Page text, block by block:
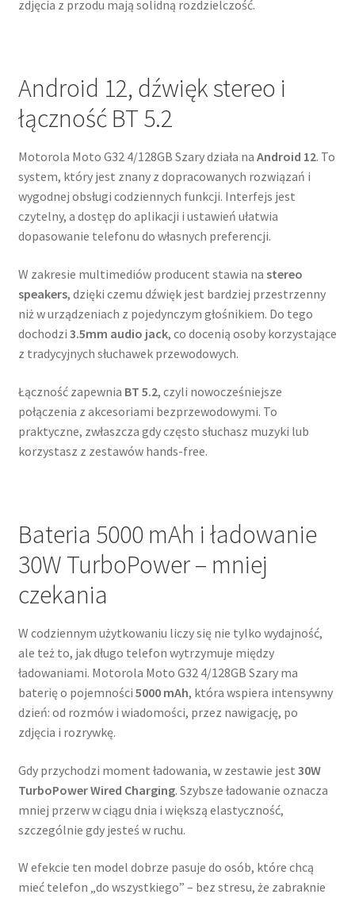
zdjęcia z przodu mają solidną rozdzielczość.
Android 12, dźwięk stereo i
łączność BT 5.2
Motorola Moto G32 4/128GB Szary działa na Android 12. To
system, który jest znany z dopracowanych rozwiązań i
wygodnej obsługi codziennych funkcji. Interfejs jest
czytelny, a dostęp do aplikacji i ustawień ułatwia
dopasowanie telefonu do własnych preferencji.
W zakresie multimediów producent stawia na stereo
speakers, dzięki czemu dźwięk jest bardziej przestrzenny
niż w urządzeniach z pojedynczym głośnikiem. Do tego
dochodzi 3.5mm audio jack, co docenią osoby korzystające
z tradycyjnych słuchawek przewodowych.
Łączność zapewnia BT 5.2, czyli nowocześniejsze
połączenia z akcesoriami bezprzewodowymi. To
praktyczne, zwłaszcza gdy często słuchasz muzyki lub
korzystasz z zestawów hands-free.
Bateria 5000 mAh i ładowanie
30W TurboPower – mniej
czekania
W codziennym użytkowaniu liczy się nie tylko wydajność,
ale też to, jak długo telefon wytrzymuje między
ładowaniami. Motorola Moto G32 4/128GB Szary ma
baterię o pojemności 5000 mAh, która wspiera intensywny
dzień: od rozmów i wiadomości, przez nawigację, po
zdjęcia i rozrywkę.
Gdy przychodzi moment ładowania, w zestawie jest 30W
TurboPower Wired Charging. Szybsze ładowanie oznacza
mniej przerw w ciągu dnia i większą elastyczność,
szczególnie gdy jesteś w ruchu.
W efekcie ten model dobrze pasuje do osób, które chcą
mieć telefon „do wszystkiego” – bez stresu, że zabraknie